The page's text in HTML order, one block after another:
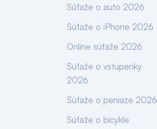
Súťaže o auto 2026
Súťaže o iPhone 2026
Online súťaže 2026
Súťaže o vstupenky
2026
Súťaže o peniaze 2026
Súťaže o bicykle